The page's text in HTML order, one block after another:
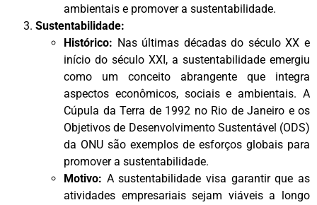
ambientais e promover a sustentabilidade.
Sustentabilidade:
Histórico: Nas últimas décadas do século XX e
início do século XXI, a sustentabilidade emergiu
como um conceito abrangente que integra
aspectos econômicos, sociais e ambientais. A
Cúpula da Terra de 1992 no Rio de Janeiro e os
Objetivos de Desenvolvimento Sustentável (ODS)
da ONU são exemplos de esforços globais para
promover a sustentabilidade.
Motivo: A sustentabilidade visa garantir que as
atividades empresariais sejam viáveis a longo